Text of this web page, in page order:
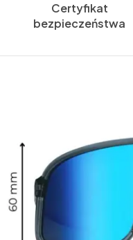
Certyfikat
bezpieczeństwa